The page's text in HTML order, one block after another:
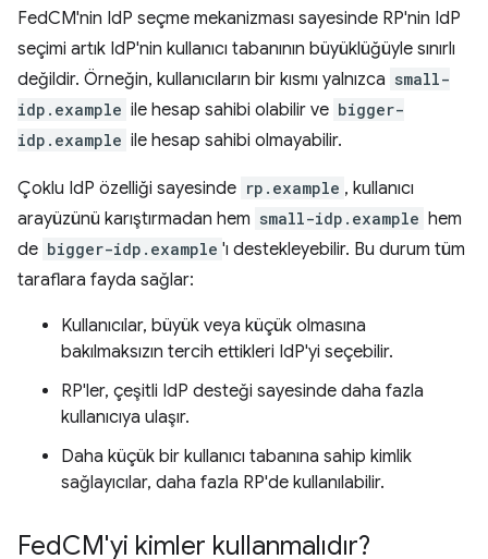
FedCM'nin IdP seçme mekanizması sayesinde RP'nin IdP
seçimi artık IdP'nin kullanıcı tabanının büyüklüğüyle sınırlı
değildir. Örneğin, kullanıcıların bir kısmı yalnızca small-
idp.example ile hesap sahibi olabilir ve bigger-
idp.example ile hesap sahibi olmayabilir.
Çoklu IdP özelliği sayesinde rp.example , kullanıcı
arayüzünü karıştırmadan hem small-idp.example hem
de bigger-idp.example 'ı destekleyebilir. Bu durum tüm
taraflara fayda sağlar:
Kullanıcılar, büyük veya küçük olmasına
bakılmaksızın tercih ettikleri IdP'yi seçebilir.
RP'ler, çeşitli IdP desteği sayesinde daha fazla
kullanıcıya ulaşır.
Daha küçük bir kullanıcı tabanına sahip kimlik
sağlayıcılar, daha fazla RP'de kullanılabilir.
FedCM'yi kimler kullanmalıdır?